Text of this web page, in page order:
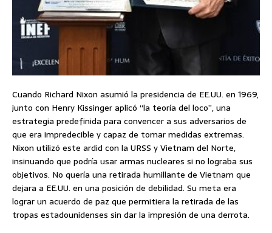
Cuando Richard Nixon asumió la presidencia de EE.UU. en 1969,
junto con Henry Kissinger aplicó “la teoría del loco”, una
estrategia predefinida para convencer a sus adversarios de
que era impredecible y capaz de tomar medidas extremas.
Nixon utilizó este ardid con la URSS y Vietnam del Norte,
insinuando que podría usar armas nucleares si no lograba sus
objetivos. No quería una retirada humillante de Vietnam que
dejara a EE.UU. en una posición de debilidad. Su meta era
lograr un acuerdo de paz que permitiera la retirada de las
tropas estadounidenses sin dar la impresión de una derrota.